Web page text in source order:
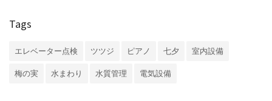
Tags
エレベーター点検 ツツジ ピアノ 七夕 室内設備
梅の実 水まわり 水質管理 電気設備